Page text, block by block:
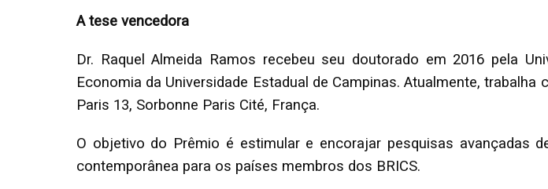
A tese vencedora
Dr. Raquel Almeida Ramos recebeu seu doutorado em 2016 pela
Economia da Universidade Estadual de Campinas. Atualmente,
Paris 13, Sorbonne Paris Cité, França.
O objetivo do Prêmio é estimular e encorajar pesquisas avançadas
contemporânea para os países membros dos BRICS.